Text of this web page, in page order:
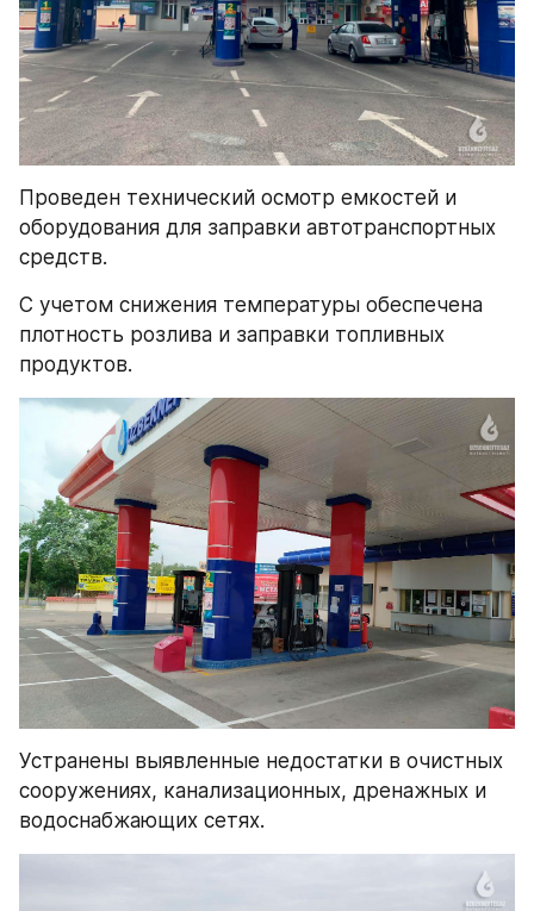
Проведен технический осмотр емкостей и
оборудования для заправки автотранспортных
средств.
С учетом снижения температуры обеспечена
плотность розлива и заправки топливных
продуктов.
Устранены выявленные недостатки в очистных
сооружениях, канализационных, дренажных и
водоснабжающих сетях.